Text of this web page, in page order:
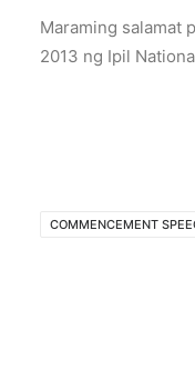
Maraming salamat
2013 ng Ipil
COMMENCEMENT